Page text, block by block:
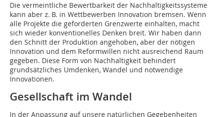
Die vermeintliche Bewertbarkeit der Nachhaltigkeitssysteme
kann aber z. B. in Wettbewerben Innovation bremsen. Wenn
alle Projekte die geforderten Grenzwerte einhalten, macht
sich wieder konventionelles Denken breit. Wir haben dann
den Schnitt der Produktion angehoben, aber der nötigen
Innovation und dem Reformwillen nicht ausreichend Raum
gegeben. Diese Form von Nachhaltigkeit behindert
grundsätzliches Umdenken, Wandel und notwendige
Innovationen.
Gesellschaft im Wandel
In der Anpassung auf unsere natürlichen Gegebenheiten